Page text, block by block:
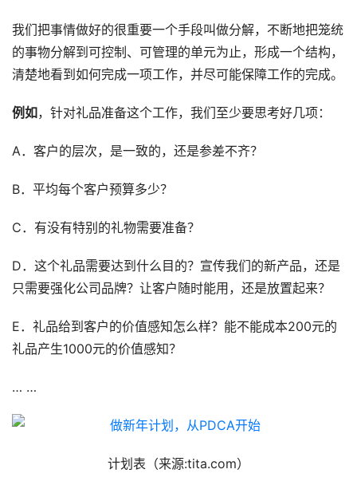
我们把事情做好的很重要一个手段叫做分解，不断地把笼统
的事物分解到可控制、可管理的单元为止，形成一个结构，
清楚地看到如何完成一项工作，并尽可能保障工作的完成。
例如，针对礼品准备这个工作，我们至少要思考好几项：
A．客户的层次，是一致的，还是参差不齐？
B．平均每个客户预算多少？
C．有没有特别的礼物需要准备？
D．这个礼品需要达到什么目的？宣传我们的新产品，还是
只需要强化公司品牌？让客户随时能用，还是放置起来？
E．礼品给到客户的价值感知怎么样？能不能成本200元的
礼品产生1000元的价值感知？
… …
计划表（来源:tita.com）